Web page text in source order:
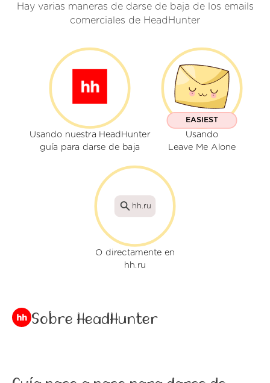
Hay varias maneras de darse de baja de los emails
comerciales de HeadHunter
Usando nuestra HeadHunter
guía para darse de baja
EASIEST
Usando
Leave Me Alone
hh.ru
O directamente en
hh.ru
Sobre HeadHunter